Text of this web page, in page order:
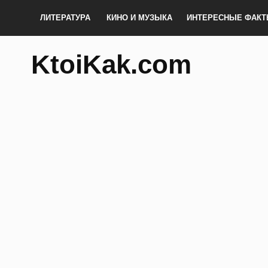
ЛИТЕРАТУРА КИНО И МУЗЫКА ИНТЕРЕСНЫЕ
KtoiKak.com